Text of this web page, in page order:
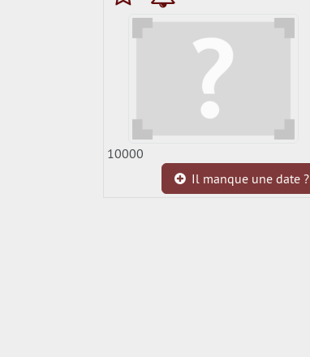
10000
Il manque une date ?